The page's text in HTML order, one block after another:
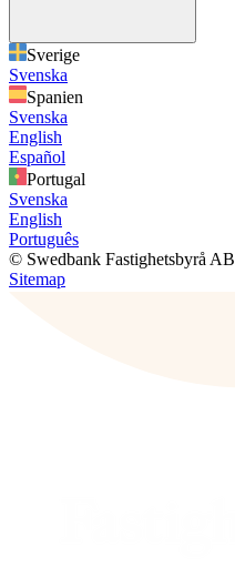
Sverige
Svenska
Spanien
Svenska
English
Español
Portugal
Svenska
English
Português
© Swedbank Fastighetsbyrå AB
Sitemap